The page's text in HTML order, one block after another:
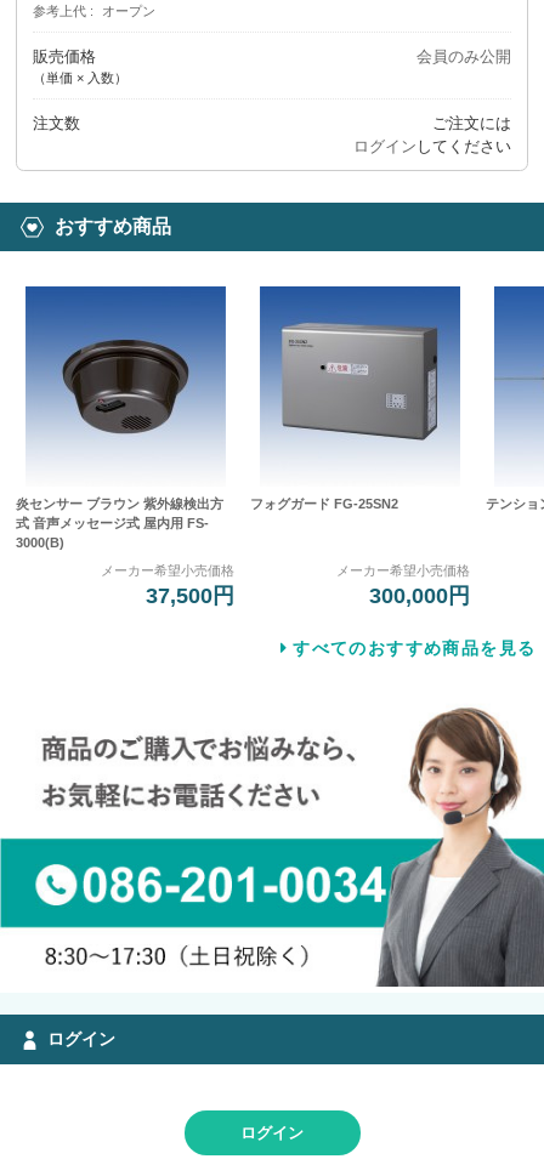
参考上代
オープン
販売価格
（単価 × 入数）
会員のみ公開
注文数
ご注文には
ログイン してください
おすすめ商品
炎センサー ブラウン 紫外線検出方
式 音声メッセージ式 屋内用 FS-
3000(B)
メーカー希望小売価格
37,500円
フォグガード FG-25SN2
メーカー希望小売価格
300,000円
テンショ
すべてのおすすめ商品を見る
ログイン
ログイン